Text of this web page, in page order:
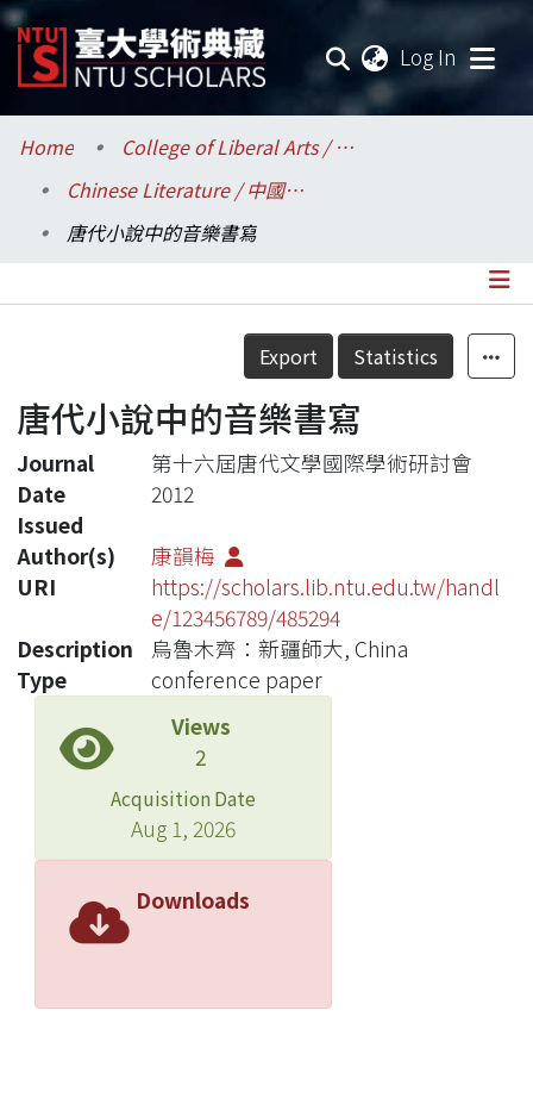
Log In
Communities & Collections
Research Outputs
Statistics
Home
College of Liberal Arts / 文學院
Chinese Literature / 中國文學系
唐代小說中的音樂書寫
Details
Export Statistics
唐代小說中的音樂書寫
Journal
第十六屆唐代文學國際學術研討會
Date
Issued
2012
Author(s)
康韻梅
URI
https://scholars.lib.ntu.edu.tw/handl
e/123456789/485294
Description
烏魯木齊：新疆師大, China
Type
conference paper
Views
2
Acquisition Date
Aug 1, 2026
Downloads